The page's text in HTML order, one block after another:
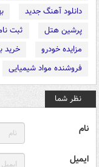
دانلود آهنگ جدید
پرشین هتل
ثبت
مزایده خودرو
خرید
فروشنده مواد شیمیایی
نظر شما
نام
ایمیل